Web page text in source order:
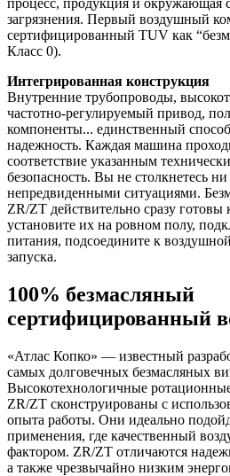
загрязнения. Первый воздушный
сертифицированный TUV как
Класс 0).
Интегрированная конструкция
Внутренние трубопроводы,
частотно-регулируемый привод,
компоненты... единственный
надежность. Каждая машина
соответствие указанным
безопасность. Вы не столкнетесь
непредвиденными ситуациями.
ZR/ZT действительно сразу готовы
установите их на ровном полу,
питания, подсоедините к
запуска.
100% безмасляный
сертифицированный
«Атлас Копко» — известный
самых долговечных безмасляных
Высокотехнологичные
ZR/ZT сконструированы с
опыта работы. Они идеально
применения, где качественный
фактором. ZR/ZT отличаются
а также чрезвычайно низким